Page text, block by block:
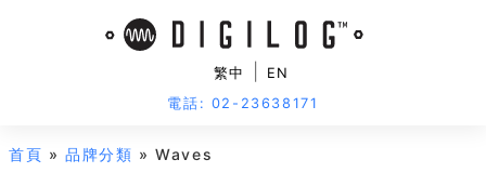
繁中
EN
電話: 02-23638171
首頁 »品牌分類 » Waves